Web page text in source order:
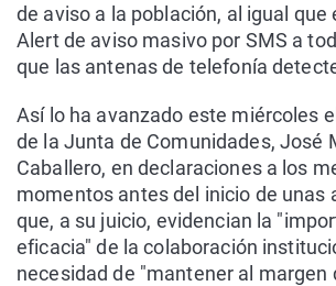
de aviso a la población, al igual que
Alert de aviso masivo por SMS a
que las antenas de telefonía
Así lo ha avanzado este miércoles
de la Junta de Comunidades, José
Caballero, en declaraciones a los
momentos antes del inicio de unas
que, a su juicio, evidencian la
eficacia" de la colaboración
necesidad de "mantener al margen